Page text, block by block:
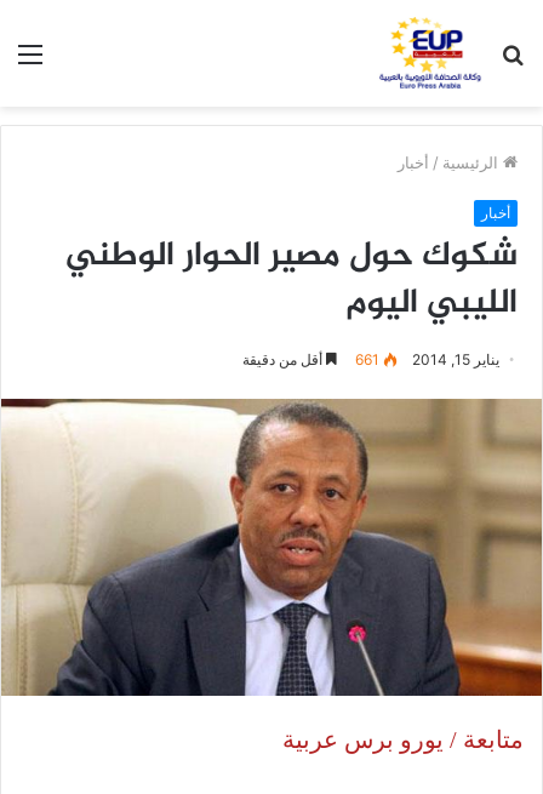
عن
الرئيسية / أخبار
أخبار
شكوك حول مصير الحوار الوطني
الليبي اليوم
يناير 15, 2014 661 أقل من دقيقة
متابعة / يورو برس عربية